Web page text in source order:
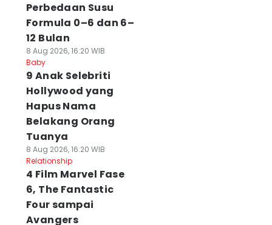
Perbedaan Susu
Formula 0–6 dan 6–
12 Bulan
8 Aug 2026, 16:20 WIB
Baby
9 Anak Selebriti
Hollywood yang
Hapus Nama
Belakang Orang
Tuanya
8 Aug 2026, 16:20 WIB
Relationship
4 Film Marvel Fase
6, The Fantastic
Four sampai
Avangers